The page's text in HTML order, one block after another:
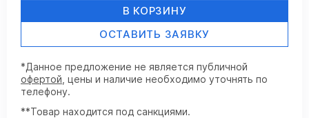
В КОРЗИНУ
ОСТАВИТЬ ЗАЯВКУ
*Данное предложение не является публичной
офертой , цены и наличие необходимо уточнять по
телефону.
**Товар находится под санкциями.